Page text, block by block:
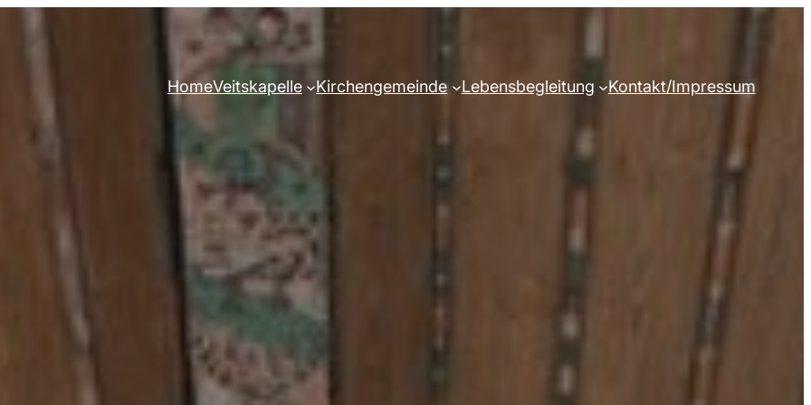
HomeVeitskapelle Kirchengemeinde Lebensbegleitung Kontakt/Impressum